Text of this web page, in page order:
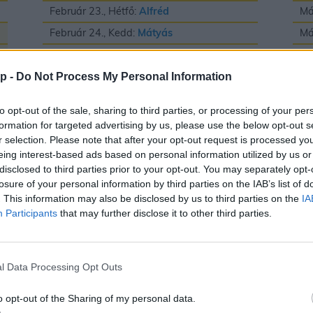
- Do Not Process My Personal Information
opt-out of the sale, sharing to third parties, or processing of your
for targeted advertising by us, please use the below opt-out
selection. Please note that after your opt-out request is processed
interest-based ads based on personal information utilized by us
to third parties prior to your opt-out. You may separately
of your personal information by third parties on the IAB’s list of
This information may also be disclosed by us to third parties on the
Participants that may further disclose it to other third parties.
Data Processing Opt Outs
opt-out of the Sharing of my personal data.
Február 23., Hétfő: Alfréd
Február 24., Kedd: Mátyás
Február 25., Szerda:Géza
Február 26., Csütörtök:Edina
Február 28., Szombat:
Elemér
Május 2., Szombat:Zsigmond